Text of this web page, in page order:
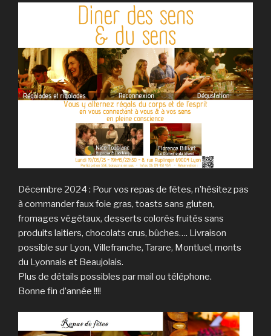
Décembre 2024 : Pour vos repas de fêtes, n’hésitez pas
à commander faux foie gras, toasts sans gluten,
fromages végétaux, desserts colorés fruités sans
produits laitiers, chocolats crus, bûches…. Livraison
possible sur Lyon, Villefranche, Tarare, Montluel, monts
du Lyonnais et Beaujolais.
Plus de détails possibles par mail ou téléphone.
Bonne fin d’année !!!!